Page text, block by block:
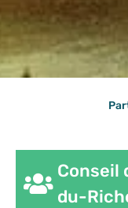
Conseil
du-